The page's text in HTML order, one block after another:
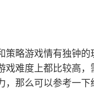
策略游戏情有独钟
戏难度上都比较高
，那么可以参考一